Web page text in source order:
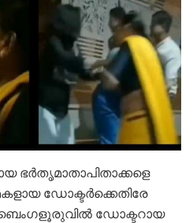
ഭർതൃമാതാപിതാക്കളെ
ഡോക്ടർക്കെതിരേ
ഡോക്ടറായ